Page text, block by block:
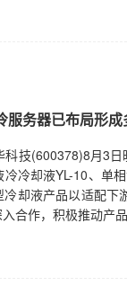
服务器已布局形
科技(600378)8月3
冷却液YL-10、单
却液产品以适配
合作，积极推动产